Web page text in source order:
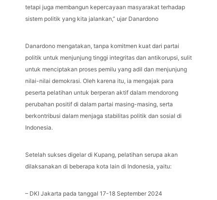
tetapi juga membangun kepercayaan masyarakat terhadap
sistem politik yang kita jalankan,” ujar Danardono
Danardono mengatakan, tanpa komitmen kuat dari partai
politik untuk menjunjung tinggi integritas dan antikorupsi, sulit
untuk menciptakan proses pemilu yang adil dan menjunjung
nilai-nilai demokrasi. Oleh karena itu, ia mengajak para
peserta pelatihan untuk berperan aktif dalam mendorong
perubahan positif di dalam partai masing-masing, serta
berkontribusi dalam menjaga stabilitas politik dan sosial di
Indonesia.
Setelah sukses digelar di Kupang, pelatihan serupa akan
dilaksanakan di beberapa kota lain di Indonesia, yaitu:
– DKI Jakarta pada tanggal 17-18 September 2024